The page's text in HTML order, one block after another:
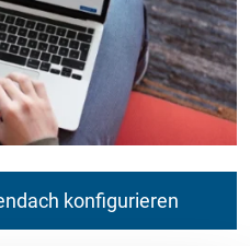
konfigurieren